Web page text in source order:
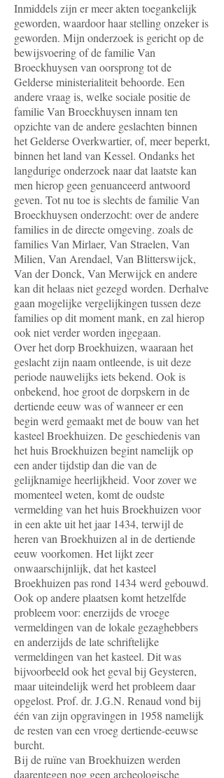
Inmiddels zijn er meer akten toegankelijk
geworden, waardoor haar stelling onzeker is
geworden. Mijn onderzoek is gericht op de
bewijsvoering of de familie Van
Broeckhuysen van oorsprong tot de
Gelderse ministerialiteit behoorde. Een
andere vraag is, welke sociale positie de
familie Van Broeckhuysen innam ten
opzichte van de andere geslachten binnen
het Gelderse Overkwartier, of, meer beperkt,
binnen het land van Kessel. Ondanks het
langdurige onderzoek naar dat laatste kan
men hierop geen genuanceerd antwoord
geven. Tot nu toe is slechts de familie Van
Broeckhuysen onderzocht: over de andere
families in de directe omgeving. zoals de
families Van Mirlaer, Van Straelen, Van
Milien, Van Arendael, Van Blitterswijck,
Van der Donck, Van Merwijck en andere
kan dit helaas niet gezegd worden. Derhalve
gaan mogelijke vergelijkingen tussen deze
families op dit moment mank, en zal hierop
ook niet verder worden ingegaan.
Over het dorp Broekhuizen, waaraan het
geslacht zijn naam ontleende, is uit deze
periode nauwelijks iets bekend. Ook is
onbekend, hoe groot de dorpskern in de
dertiende eeuw was of wanneer er een
begin werd gemaakt met de bouw van het
kasteel Broekhuizen. De geschiedenis van
het huis Broekhuizen begint namelijk op
een ander tijdstip dan die van de
gelijknamige heerlijkheid. Voor zover we
momenteel weten, komt de oudste
vermelding van het huis Broekhuizen voor
in een akte uit het jaar 1434, terwijl de
heren van Broekhuizen al in de dertiende
eeuw voorkomen. Het lijkt zeer
onwaarschijnlijk, dat het kasteel
Broekhuizen pas rond 1434 werd gebouwd.
Ook op andere plaatsen komt hetzelfde
probleem voor: enerzijds de vroege
vermeldingen van de lokale gezaghebbers
en anderzijds de late schriftelijke
vermeldingen van het kasteel. Dit was
bijvoorbeeld ook het geval bij Geysteren,
maar uiteindelijk werd het probleem daar
opgelost. Prof. dr. J.G.N. Renaud vond bij
één van zijn opgravingen in 1958 namelijk
de resten van een vroeg dertiende-eeuwse
burcht.
Bij de ruïne van Broekhuizen werden
daarentegen nog geen archeologische